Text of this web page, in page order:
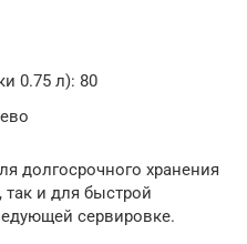
0.75 л): 80
долгосрочного хранения
и для быстрой
сервировке.